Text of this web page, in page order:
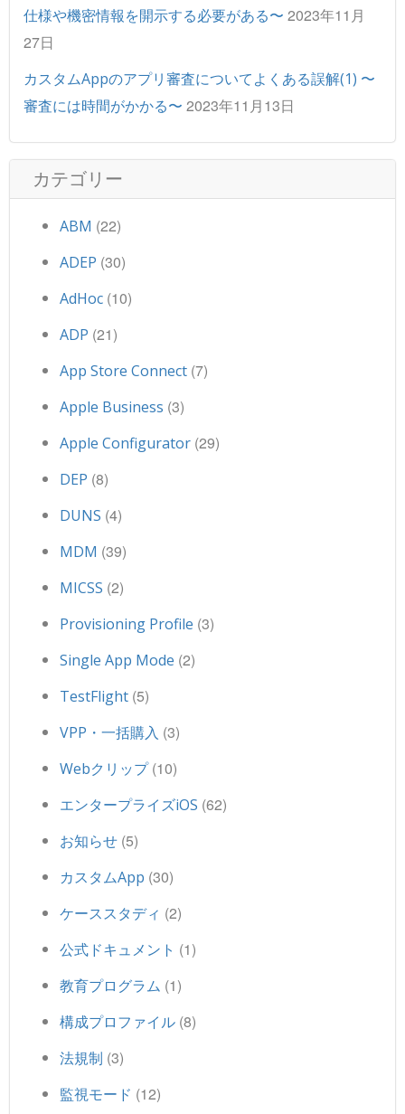
仕様や機密情報を開示する必要がある〜 2023年11月
27日
カスタムAppのアプリ審査についてよくある誤解(1) 〜
審査には時間がかかる〜 2023年11月13日
カテゴリー
ABM (22)
ADEP (30)
AdHoc (10)
ADP (21)
App Store Connect (7)
Apple Business (3)
Apple Configurator (29)
DEP (8)
DUNS (4)
MDM (39)
MICSS (2)
Provisioning Profile (3)
Single App Mode (2)
TestFlight (5)
VPP・一括購入 (3)
Webクリップ(10)
エンタープライズiOS (62)
お知らせ (5)
カスタムApp (30)
ケーススタディ (2)
公式ドキュメント (1)
教育プログラム (1)
構成プロファイル (8)
法規制 (3)
監視モード (12)